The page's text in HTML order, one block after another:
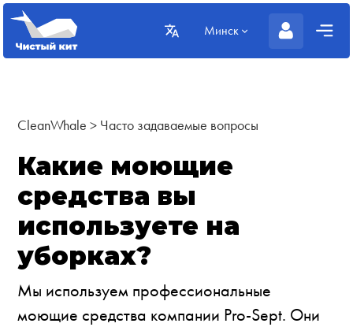
Минск
CleanWhale > Часто задаваемые вопросы
Какие моющие
средства вы
используете на
уборках?
Мы используем профессиональные
моющие средства компании Pro-Sept. Они